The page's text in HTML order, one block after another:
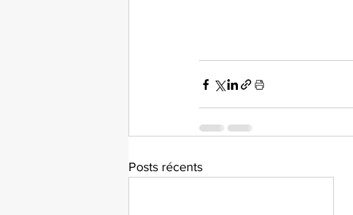
Posts récents